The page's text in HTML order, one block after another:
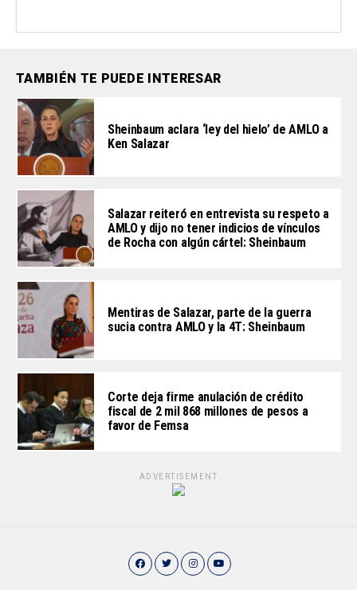
TAMBIÉN TE PUEDE INTERESAR
Sheinbaum aclara ‘ley del hielo’ de AMLO a
Ken Salazar
Salazar reiteró en entrevista su respeto a
AMLO y dijo no tener indicios de vínculos
de Rocha con algún cártel: Sheinbaum
Mentiras de Salazar, parte de la guerra
sucia contra AMLO y la 4T: Sheinbaum
Corte deja firme anulación de crédito
fiscal de 2 mil 868 millones de pesos a
favor de Femsa
ADVERTISEMENT